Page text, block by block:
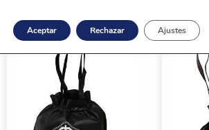
Aceptar Rechazar Ajustes